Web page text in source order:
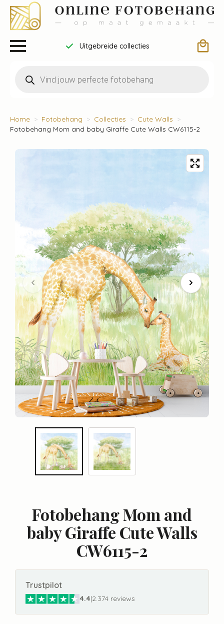
Uitgebreide collecties
zoeken
Home Fotobehang Collecties
Cute Walls
Fotobehang Mom and baby Giraffe Cute Walls CW6115-2
Fotobehang Mom and
baby Giraffe Cute Walls
CW6115-2
Trustpilot
4.4|2.374 reviews